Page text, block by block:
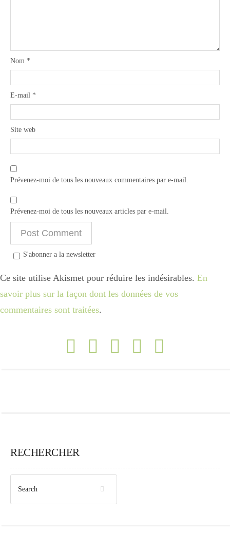
Nom *
E-mail *
Site web
Prévenez-moi de tous les nouveaux commentaires par e-mail.
Prévenez-moi de tous les nouveaux articles par e-mail.
S'abonner a la newsletter
Ce site utilise Akismet pour réduire les indésirables. En
savoir plus sur la façon dont les données de vos
commentaires sont traitées.
RECHERCHER